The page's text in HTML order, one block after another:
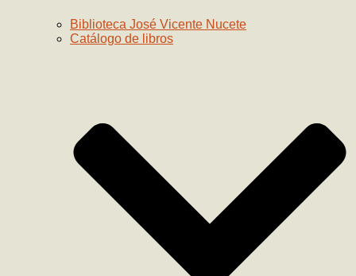
Biblioteca José Vicente Nucete
Catálogo de libros